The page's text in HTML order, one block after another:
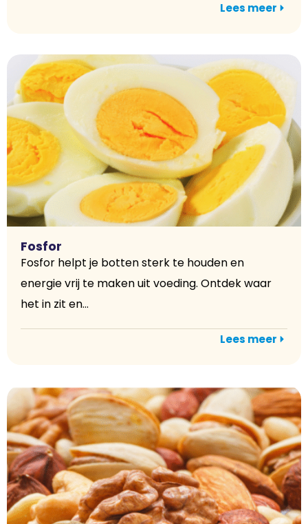
Lees meer
Fosfor
Fosfor helpt je botten sterk te houden en
energie vrij te maken uit voeding. Ontdek waar
het in zit en...
Lees meer